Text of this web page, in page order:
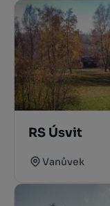
RS Úsvit
Vanůvek